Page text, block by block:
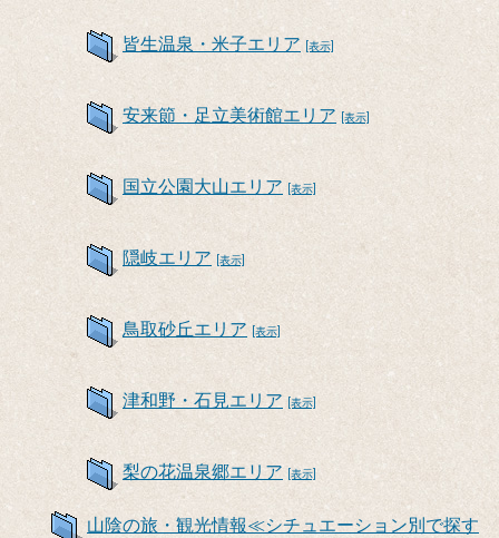
皆生温泉・米子エリア [表示]
安来節・足立美術館エリア [表示]
国立公園大山エリア [表示]
隠岐エリア [表示]
鳥取砂丘エリア [表示]
津和野・石見エリア [表示]
梨の花温泉郷エリア [表示]
山陰の旅・観光情報≪シチュエーション別で探す